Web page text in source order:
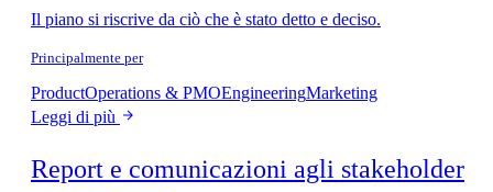
Il piano si riscrive da ciò che è stato detto e deciso.
Principalmente per
ProductOperations & PMOEngineeringMarketing
Leggi di più
Report e comunicazioni agli stakeholder